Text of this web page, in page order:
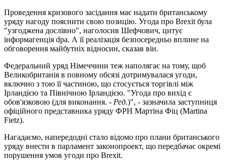
Проведення кризового засідання має надати британському
уряду нагоду пояснити свою позицію. Угода про Brexit була
"узгоджена дослівно", наголосив Шефчович, цитує
інформагенція dpa. А її реалізація безпосередньо вплине на
обговорення майбутніх відносин, сказав він.
Федеральний уряд Німеччини теж наполягає на тому, щоб
Великобританія в повному обсязі дотримувалася угоди,
включно з тою її частиною, що стосується торгівлі між
Ірландією та Північною Ірландією. "Угода про вихід є
обов'язковою (для виконання. - Ред.)", - зазначила заступниця
офіційного представника уряду ФРН Мартіна Фіц (Martina
Fietz).
Нагадаємо, напередодні стало відомо про плани британського
уряду внести в парламент законопроект, що передбачає окремі
порушення умов угоди про Brexit.